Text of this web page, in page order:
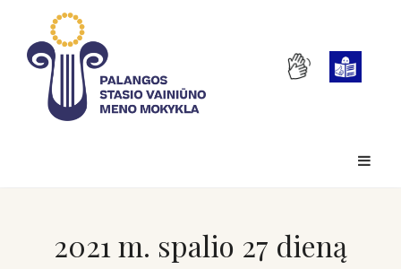
2021 m. spalio 27 dieną